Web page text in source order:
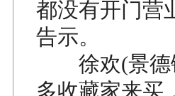
都没有开门营
告示。
徐欢(景德
多收藏家来买